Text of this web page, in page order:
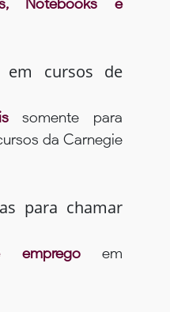
Notebooks e
em cursos de
somente para
da Carnegie
para chamar
empregoem